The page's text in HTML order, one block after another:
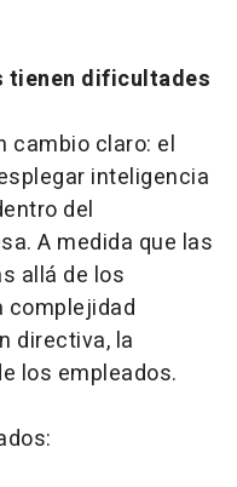
tienen dificultades
cambio claro: el
inteligencia
del
A medida que las
allá de los
complejidad
directiva, la
los empleados.